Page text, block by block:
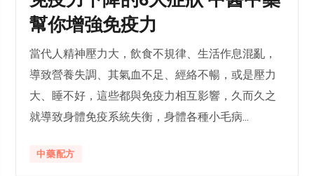
幫你增強免疫力
當代人精神壓力大，飲食不規律、生活作息混亂，
導致營養失調、其氣血不足、經絡不暢，或是壓力
大、睡不好，這些都與免疫力相互影響，久而久之
就導致身體免疫系統失衡，身體各種小毛病...
中藥配方